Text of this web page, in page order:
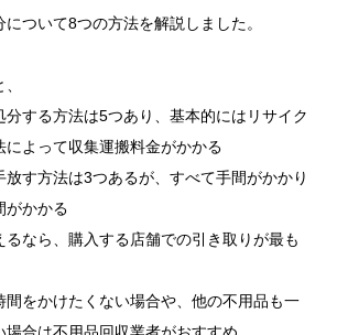
ついて8つの方法を解説しました。
分する方法は5つあり、基本的にはリサイク
によって収集運搬料金がかかる
放す方法は3つあるが、すべて手間がかかり
がかかる
るなら、購入する店舗での引き取りが最も
間をかけたくない場合や、他の不用品も一